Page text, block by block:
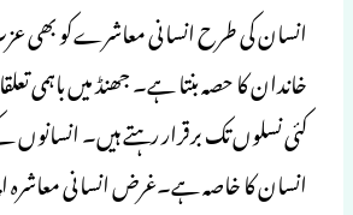
انسان کی طرح انسانی معاشرےکو بھی
خاندان کا حصہ بنتا ہے۔ جھنڈ میں
کئی نسلوں تک برقرار رہتے ہیں۔
انسان کا خاصہ ہے۔غرض انسانی معاشرہ